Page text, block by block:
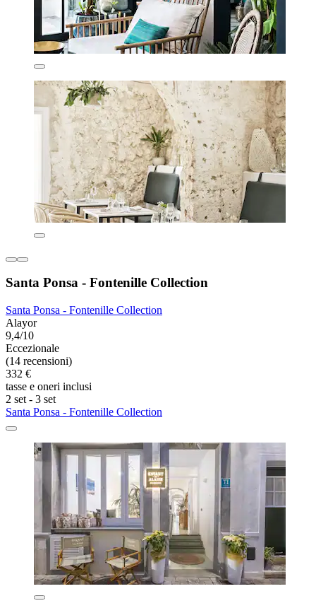
Santa Ponsa - Fontenille Collection
Santa Ponsa - Fontenille Collection
Alayor
9,4/10
Eccezionale
(14 recensioni)
332 €
tasse e oneri inclusi
2 set - 3 set
Santa Ponsa - Fontenille Collection